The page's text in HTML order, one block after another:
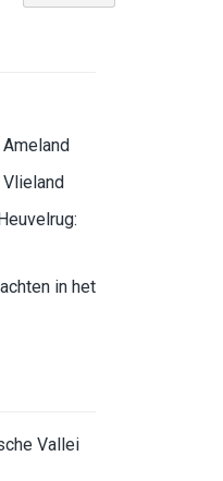
in het
Vallei